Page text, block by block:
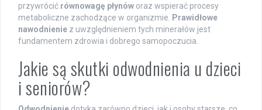
przywrócić równowagę płynów oraz wspierać procesy
metaboliczne zachodzące w organizmie.
Prawidłowe
nawodnienie z uwzględnieniem tych minerałów jest
fundamentem zdrowia i dobrego samopoczucia.
Jakie są skutki odwodnienia u dzieci
i seniorów?